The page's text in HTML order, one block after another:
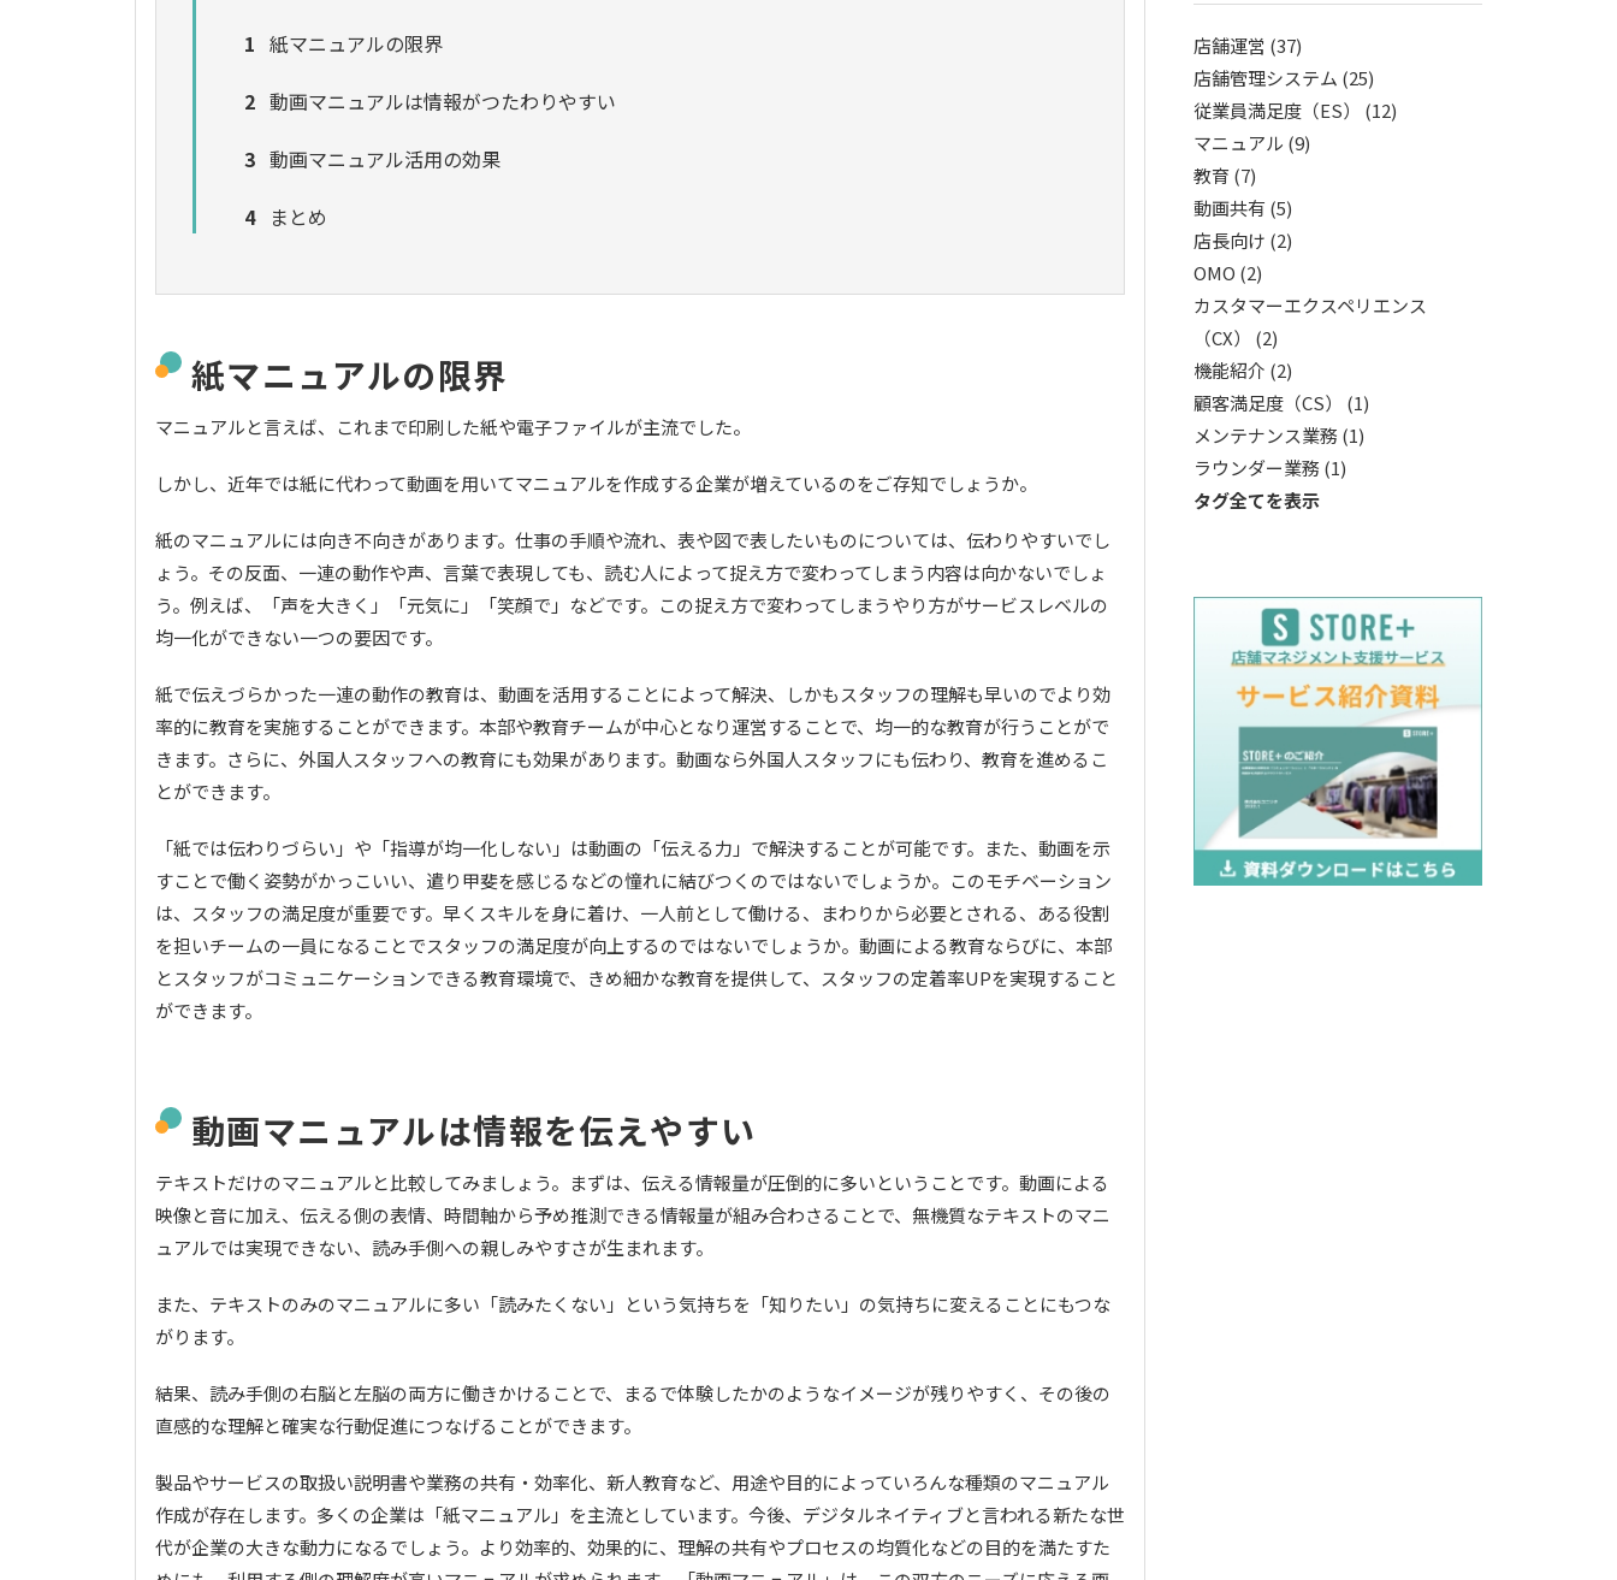
1 紙マニュアルの限界
2 動画マニュアルは情報がつたわりやすい
3 動画マニュアル活用の効果
4
まとめ
紙マニュアルの限界
マニュアルと言えば、これまで印刷した紙や電子ファイルが主流でした。
しかし、近年では紙に代わって動画を用いてマニュアルを作成する企業が増えているのをご存知でしょうか。
紙のマニュアルには向き不向きがあります。仕事の手順や流れ、表や図で表したいものについては、伝わりやすいでし
ょう。その反面、一連の動作や声、言葉で表現しても、読む人によって捉え方で変わってしまう内容は向かないでしょ
う。例えば、「声を大きく」「元気に」「笑顔で」などです。この捉え方で変わってしまうやり方がサービスレベルの
均一化ができない一つの要因です。
紙で伝えづらかった一連の動作の教育は、動画を活用することによって解決、しかもスタッフの理解も早いのでより効
率的に教育を実施することができます。本部や教育チームが中心となり運営することで、均一的な教育が行うことがで
きます。さらに、外国人スタッフへの教育にも効果があります。動画なら外国人スタッフにも伝わり、教育を進めるこ
とができます。
「紙では伝わりづらい」や「指導が均一化しない」は動画の「伝える力」で解決することが可能です。また、動画を示
すことで働く姿勢がかっこいい、遣り甲斐を感じるなどの憧れに結びつくのではないでしょうか。このモチベーション
は、スタッフの満足度が重要です。早くスキルを身に着け、一人前として働ける、まわりから必要とされる、ある役割
を担いチームの一員になることでスタッフの満足度が向上するのではないでしょうか。動画による教育ならびに、本部
とスタッフがコミュニケーションできる教育環境で、きめ細かな教育を提供して、スタッフの定着率UPを実現すること
ができます。
動画マニュアルは情報を伝えやすい
テキストだけのマニュアルと比較してみましょう。まずは、伝える情報量が圧倒的に多いということです。動画による
映像と音に加え、伝える側の表情、時間軸から予め推測できる情報量が組み合わさることで、無機質なテキストのマニ
ュアルでは実現できない、読み手側への親しみやすさが生まれます。
また、テキストのみのマニュアルに多い「読みたくない」という気持ちを「知りたい」の気持ちに変えることにもつな
がります。
結果、読み手側の右脳と左脳の両⽅に働きかけることで、まるで体験したかのようなイメージが残りやすく、その後の
直感的な理解と確実な⾏動促進につなげることができます。
製品やサービスの取扱い説明書や業務の共有・効率化、新人教育など、⽤途や目的によっていろんな種類のマニュアル
作成が存在します。多くの企業は「紙マニュアル」を主流としています。今後、デジタルネイティブと言われる新たな世
代が企業の大きな動⼒になるでしょう。より効率的、効果的に、理解の共有やプロセスの均質化などの目的を満たすた
店舗運営 (37)
店舗管理システム (25)
従業員満足度（ES） (12)
マニュアル (9)
教育 (7)
動画共有 (5)
店長向け (2)
OMO (2)
カスタマーエクスペリエンス
（CX） (2)
機能紹介 (2)
顧客満足度（CS） (1)
メンテナンス業務 (1)
ラウンダー業務 (1)
タグ全てを表示